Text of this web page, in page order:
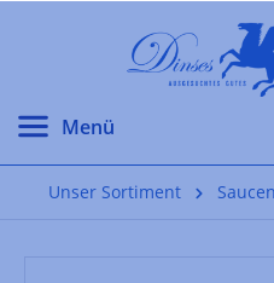
Unser Sortiment